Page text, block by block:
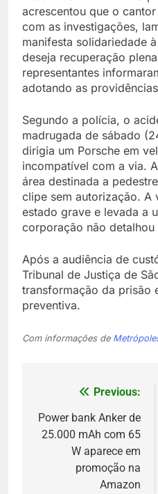
acrescentou que o
com as investigações,
manifesta solidariedade
deseja recuperação
representantes
adotando as
Segundo a polícia, o
madrugada de sábado
dirigia um Porsche em
incompatível com a via.
área destinada a
clipe sem autorização. A
estado grave e levada a
corporação não
Após a audiência de
Tribunal de Justiça de
transformação da prisão
preventiva.
Com informações de
Navegação
de
Previous:
Power bank Anker de
25.000 mAh com 65
W aparece em
promoção na
Amazon